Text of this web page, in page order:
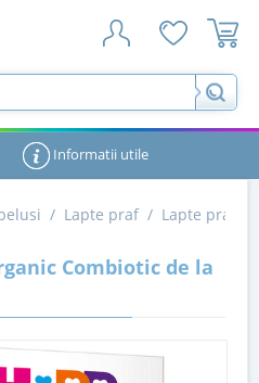
Informatii utile
/ Lapte praf / Lapte praf
Combiotic de la